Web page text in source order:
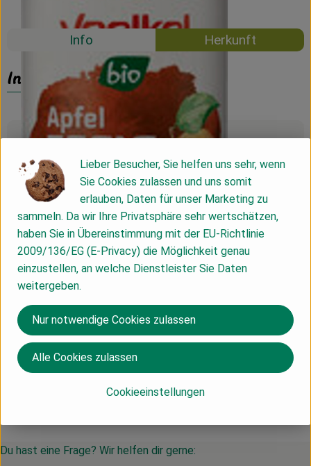
Info Herkunft
Info
Produktinformationen
Zutaten
Produktdatenblatt
Herkunft
Deutschland
Voelkel
Du hast eine Frage? Wir helfen dir gerne:
Lieber Besucher, Sie helfen uns sehr, wenn
Sie Cookies zulassen und uns somit
erlauben, Daten für unser Marketing zu
sammeln. Da wir Ihre Privatsphäre sehr wertschätzen,
haben Sie in Übereinstimmung mit der EU-Richtlinie
2009/136/EG (E-Privacy) die Möglichkeit genau
einzustellen, an welche Dienstleister Sie Daten
weitergeben.
Cookieeinstellungen
Nur notwendige Cookies zulassen
Alle Cookies zulassen